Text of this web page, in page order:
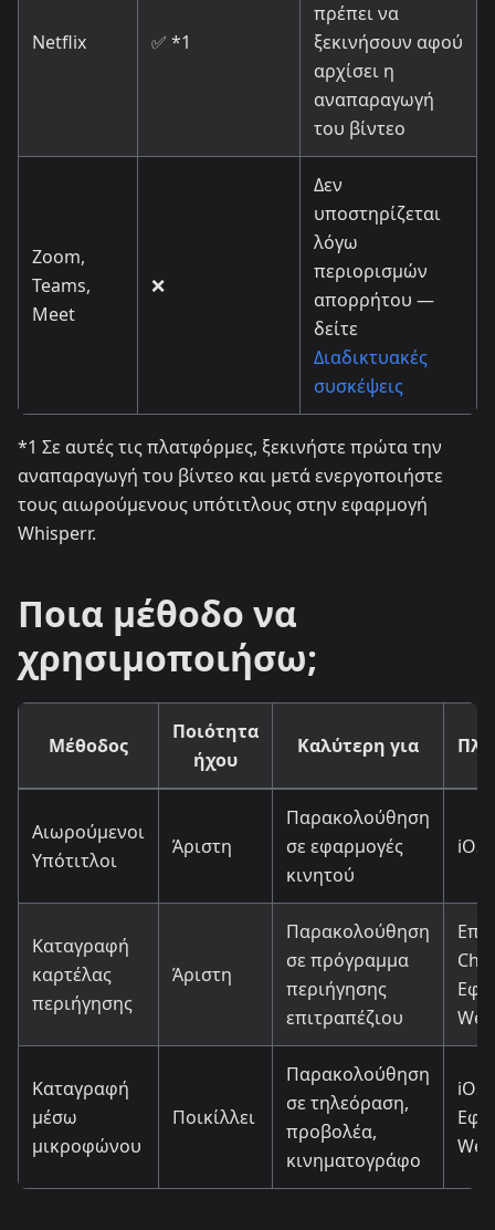
Netflix ✅ *1
πρέπει να
ξεκινήσουν αφού
αρχίσει η
αναπαραγωγή
του βίντεο
Zoom,
Teams,
Meet
❌
Δεν
υποστηρίζεται
λόγω
περιορισμών
απορρήτου —
δείτε
Διαδικτυακές
συσκέψεις
*1 Σε αυτές τις πλατφόρμες, ξεκινήστε πρώτα την
αναπαραγωγή του βίντεο και μετά ενεργοποιήστε
τους αιωρούμενους υπότιτλους στην εφαρμογή
Whisperr.
Ποια μέθοδο να
χρησιμοποιήσω;
Μέθοδος
Ποιότητα
ήχου
Καλύτερη για
Αιωρούμενοι
Υπότιτλοι
Άριστη
Παρακολούθηση
σε εφαρμογές
κινητού
iOS
Καταγραφή
καρτέλας
περιήγησης
Άριστη
Παρακολούθηση
σε πρόγραμμα
περιήγησης
επιτραπέζιου
Web
Καταγραφή
μέσω
μικροφώνου
Ποικίλλει
Παρακολούθηση
σε τηλεόραση,
προβολέα,
κινηματογράφο
iOS
Web